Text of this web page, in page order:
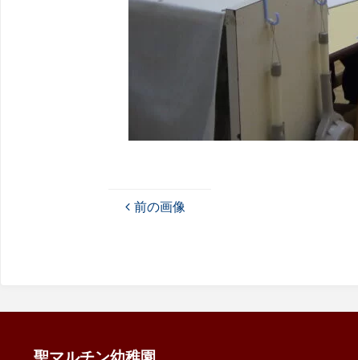
前の画像